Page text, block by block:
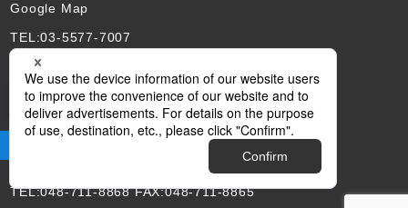
サイト閲覧をサポートします
Google Map
TEL:03-5577-7007
埼玉本社
〒330-0063 さいたま市浦和区高砂2-12-12
あづまビル3FB
TEL:048-711-8868 FAX:048-711-8865